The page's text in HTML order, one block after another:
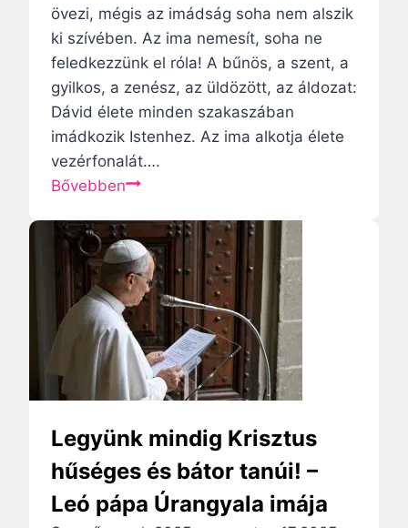
a
t
a
l
o
n
t
a
t
j
a
a
h
t
e
t
F
e
övezi, mégis az imádság soha nem alszik
ki szívében. Az ima nemesít, soha ne
feledkezzünk el róla! A bűnös, a szent, a
gyilkos, a zenész, az üldözött, az áldozat:
Dávid élete minden szakaszában
imádkozik Istenhez. Az ima alkotja élete
vezérfonalát….
BővebbenA
i
m
a
n
e
m
e
s
í
,
s
Legyünk mindig Krisztus
hűséges és bátor tanúi! –
Leó pápa Úrangyala imája